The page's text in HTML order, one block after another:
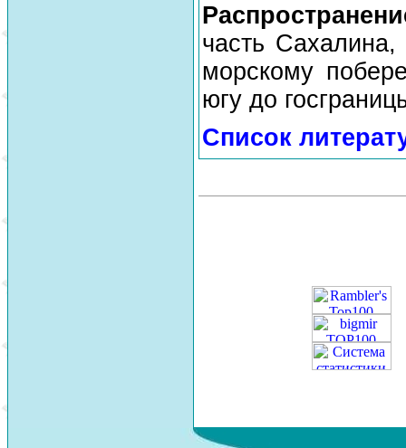
часть
морскому
югу до
Список